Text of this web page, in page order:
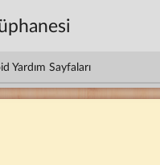
Yardım Sayfaları